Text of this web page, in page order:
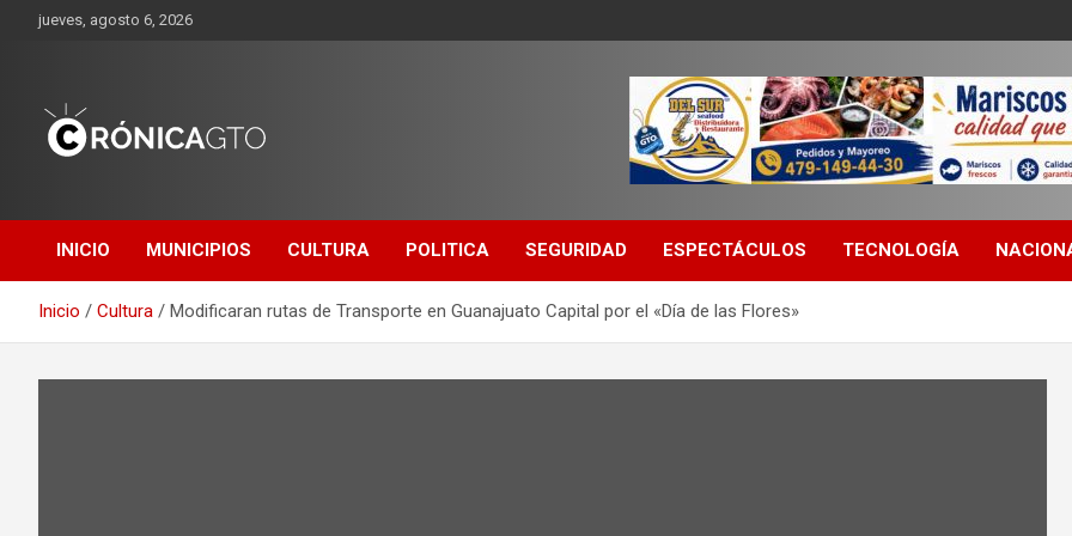
Saltarjueves, agosto 6, 2026
GUANAJUATO
INICIO MUNICIPIOS CULTURA POLITICA SEGURIDAD ESPECTÁCULOS TECNOLOGÍA
Inicio Cultura Modificaran rutas de Transporte en Guanajuato Capital por el «Día de las Flores»